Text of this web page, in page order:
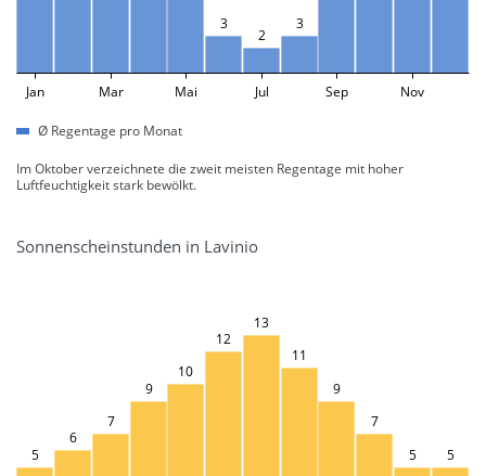
3
2
3
Jan Mar Mai Jul Sep Nov
Ø Regentage pro Monat
Im Oktober verzeichnete die zweit meisten Regentage mit hoher
Luftfeuchtigkeit stark bewölkt.
Sonnenscheinstunden in Lavinio
5
6
7
9
10
12
13
11
9
7
5
5